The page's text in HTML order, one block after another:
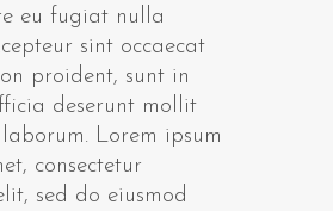
eu fugiat nulla
sint occaecat
proident, sunt in
deserunt mollit
Lorem ipsum
consectetur
sed do eiusmod